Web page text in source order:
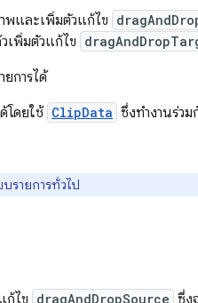
พและเพิ่มตัวแก้ไข
เพิ่มตัวแก้ไข
การได้
โดยใช้ ClipData ซึ่งทำงานร่ว
รายการทั่วไป
ก้ไข dragAndDropSource ซึ่ง